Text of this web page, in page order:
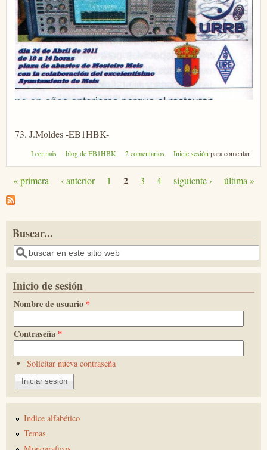
73. J.Moldes -EB1HBK-
Leer más sobre Ham Radio Salnes 2011
blog de EB1HBK 2 comentarios Inicie sesión para comentar
Páginas
« primera ‹ anterior 1 2 3 4 siguiente › última »
Buscar...
Buscar
Inicio de sesión
Nombre de usuario *
Contraseña *
Solicitar nueva contraseña
Indice alfabético
Temas